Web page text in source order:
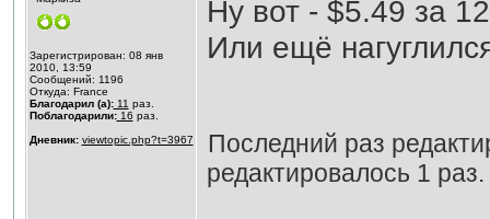
Зарегистрирован: 08 янв
2010, 13:59
Сообщений: 1196
Откуда: France
Благодарил (а):11 раз.
Поблагодарили:16 раз.
Дневник: viewtopic.php?t=3967
Ну вот - $5.49 за
Или ещё
Последний раз
редактировалось 1 раз.